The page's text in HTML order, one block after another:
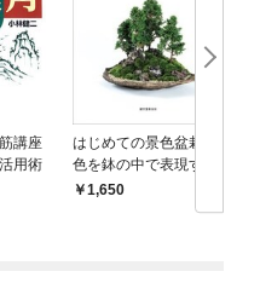
講座
用術
はじめての景色盆栽景
色を鉢の中で表現する
発想とコツ
1,650